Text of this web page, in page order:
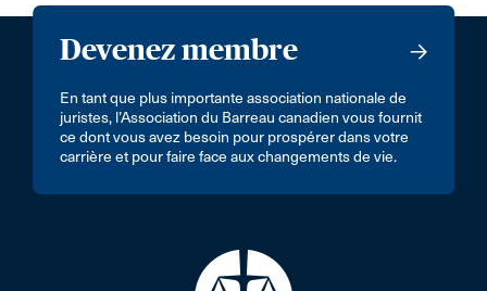
Devenez membre
En tant que plus importante association nationale de
juristes, l’Association du Barreau canadien vous fournit
ce dont vous avez besoin pour prospérer dans votre
carrière et pour faire face aux changements de vie.